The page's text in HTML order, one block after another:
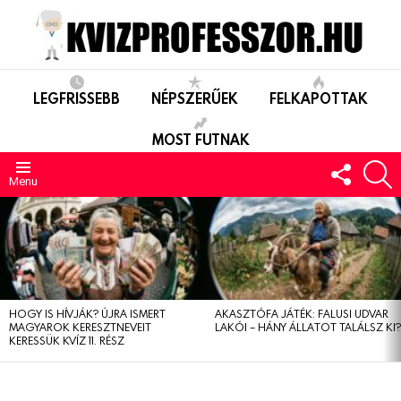
LEGFRISSEBB NÉPSZERŰEK FELKAPOTTAK
MOST FUTNAK
Menu
US
LEGUTÓBBIAK
HOGY IS HÍVJÁK? ÚJRA ISMERT
MAGYAROK KERESZTNEVEIT
KERESSÜK KVÍZ 11. RÉSZ
AKASZTÓFA JÁTÉK: FALUSI UDVAR
LAKÓI – HÁNY ÁLLATOT TALÁLSZ KI?